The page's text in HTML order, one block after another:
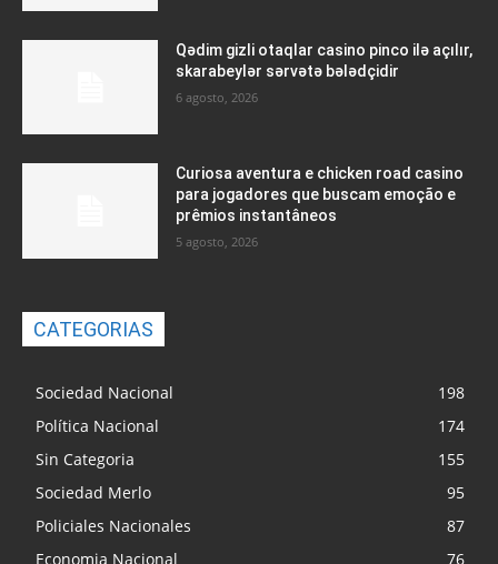
Qədim gizli otaqlar casino pinco ilə açılır,
skarabeylər sərvətə bələdçidir
6 agosto, 2026
Curiosa aventura e chicken road casino
para jogadores que buscam emoção e
prêmios instantâneos
5 agosto, 2026
CATEGORIAS
Sociedad Nacional
198
Política Nacional
174
Sin Categoria
155
Sociedad Merlo
95
Policiales Nacionales
87
Economia Nacional
76